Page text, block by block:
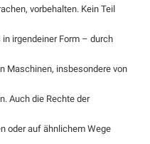
vorbehalten. Kein Teil
irgendeiner Form – durch
Maschinen, insbesondere von
Auch die Rechte der
oder auf ähnlichem Wege